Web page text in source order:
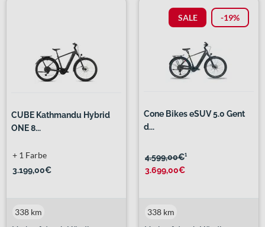
CUBE Kathmandu Hybrid
ONE 8...
3.199,00€
+ 1 Farbe
338 km
SALE -19%
Cone Bikes eSUV 5.0 Gent
d...
4.599,00€¹
3.699,00€
338 km